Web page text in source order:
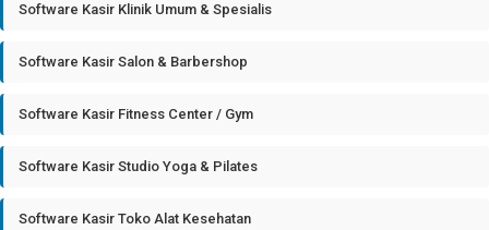
Software Kasir Klinik Umum & Spesialis
Software Kasir Salon & Barbershop
Software Kasir Fitness Center / Gym
Software Kasir Studio Yoga & Pilates
Software Kasir Toko Alat Kesehatan